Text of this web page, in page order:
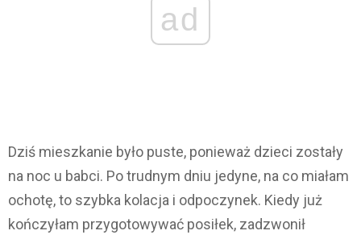
ad
Dziś mieszkanie było puste, ponieważ dzieci zostały
na noc u babci. Po trudnym dniu jedyne, na co miałam
ochotę, to szybka kolacja i odpoczynek. Kiedy już
kończyłam przygotowywać posiłek, zadzwonił